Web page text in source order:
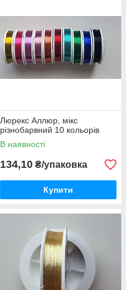
Люрекс Аллюр, мікс
різнобарвний 10 кольорів
В наявності
134,10 ₴/упаковка
Купити